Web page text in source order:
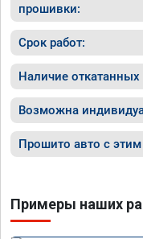
прошивки:
Срок работ:
Наличие
Возможна
Прошито авто с
Примеры наших